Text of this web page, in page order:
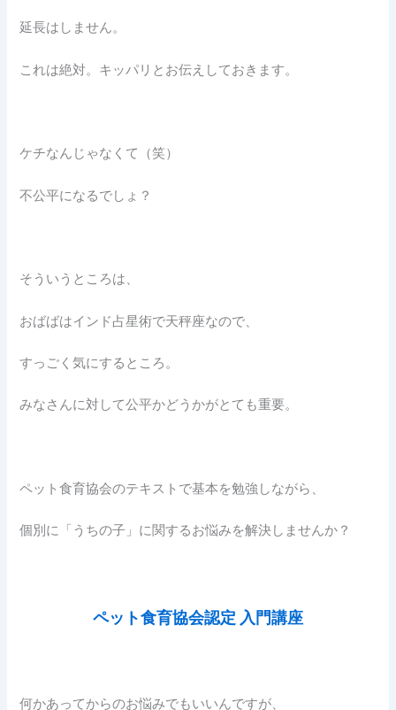
延長はしません。
これは絶対。キッパリとお伝えしておきます。
ケチなんじゃなくて（笑）
不公平になるでしょ？
そういうところは、
おばばはインド占星術で天秤座なので、
すっごく気にするところ。
みなさんに対して公平かどうかがとても重要。
ペット食育協会のテキストで基本を勉強しながら、
個別に「うちの子」に関するお悩みを解決しませんか？
ペット食育協会認定 入門講座
何かあってからのお悩みでもいいんですが、